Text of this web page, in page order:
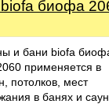
биофа
и бани biofa
применяется в
потолков, мест
в банях и